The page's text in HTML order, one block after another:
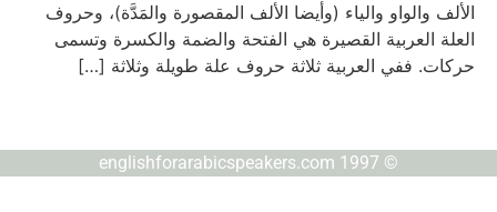
الألف والواو والياء (وأيضا الألف المقصورة والمَدَّة)، وحروف
العلة العربية القصيرة هي الفتحة والضمة والكسرة وتسمى
حركات. ففي العربية ثلاثة حروف علة طويلة وثلاثة […]
© englishforarabicspeakers.com 1997